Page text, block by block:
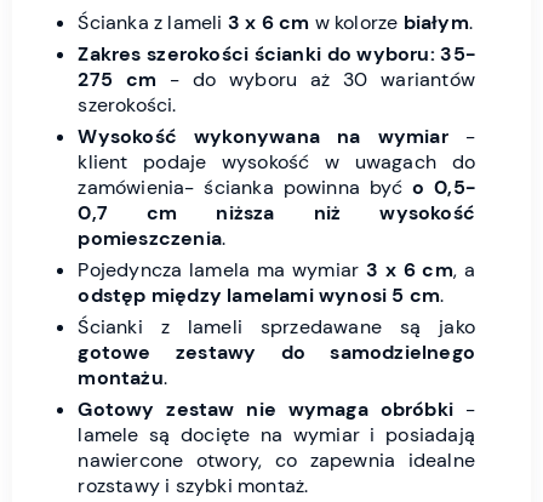
Ścianka z lameli 3 x 6 cm w kolorze białym.
Zakres szerokości ścianki do wyboru: 35-
275 cm - do wyboru aż 30 wariantów
szerokości.
Wysokość wykonywana na wymiar-
klient podaje wysokość w uwagach do
zamówienia- ścianka powinna byćo 0,5-
0,7 cm niższa niż wysokość
pomieszczenia.
Pojedyncza lamela ma wymiar 3 x 6 cm, a
odstęp między lamelami wynosi 5 cm.
Ścianki z lameli sprzedawane są jako
gotowe zestawy do samodzielnego
montażu.
Gotowy zestaw nie wymaga obróbki -
lamele są docięte na wymiar i posiadają
nawiercone otwory, co zapewnia idealne
rozstawy i szybki montaż.